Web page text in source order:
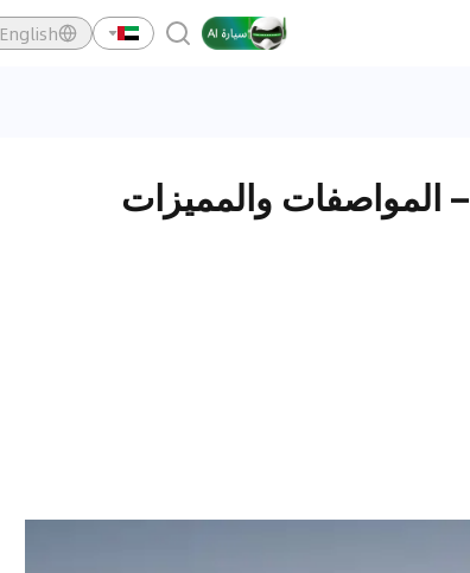
English
مراجعة بورشه 718 بوكستر 2024 – المواصفات والمميزات